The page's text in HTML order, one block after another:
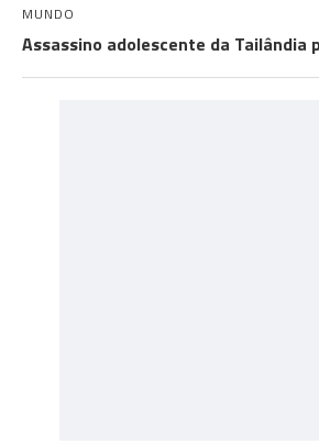
MUNDO
Assassino adolescente da Tailândia